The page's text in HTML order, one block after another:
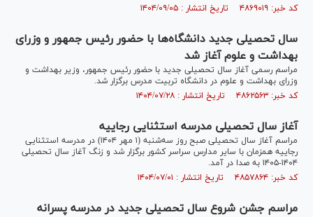
کد خبر: ۴۸۶۹۰۱۹ تاریخ انتشار : ۱۴۰۴/۰۹/۰۵
سال تحصیلی جدید دانشگاه‌ها با حضور رئیس جمهور و وزرای
بهداشت و علوم آغاز شد
مراسم رسمی آغاز سال تحصیلی جدید با حضور رئیس جمهور، وزیر بهداشت و
وزرای بهداشت و علوم در دانشگاه تربیت مدرس برگزار شد.
کد خبر: ۴۸۶۲۵۶۳ تاریخ انتشار : ۱۴۰۴/۰۷/۲۸
آغاز سال تحصیلی مدرسه استثنایی رجاییه
مراسم آغاز سال تحصیلی صبح روز سه‌شنبه (۱ مهر ۱۴۰۴) در مدرسه استثنایی
رجاییه همزمان با سایر مدارس سراسر کشور برگزار شد و زنگ آغاز سال تحصیلی
۱۴۰۴-۱۴۰۵ به صدا در آمد.
کد خبر: ۴۸۵۷۸۶۴ تاریخ انتشار : ۱۴۰۴/۰۷/۰۱
مراسم جشن شروع سال تحصیلی جدید در مدرسه پسرانه